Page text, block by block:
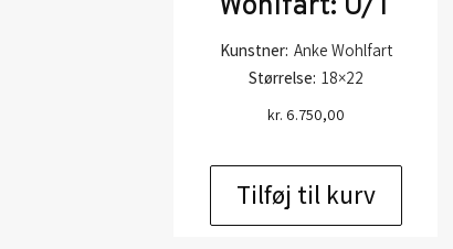
Kunstner: Anke Wohlfart
Størrelse: 18×22
kr. 6.750,00
Tilføj til kurv